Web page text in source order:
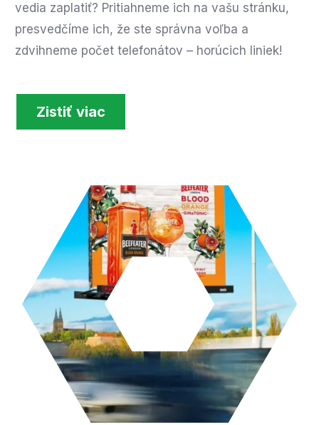
vedia zaplatiť? Pritiahneme ich na vašu stránku,
presvedčíme ich, že ste správna voľba a
zdvihneme počet telefonátov – horúcich liniek!
Zistiť viac